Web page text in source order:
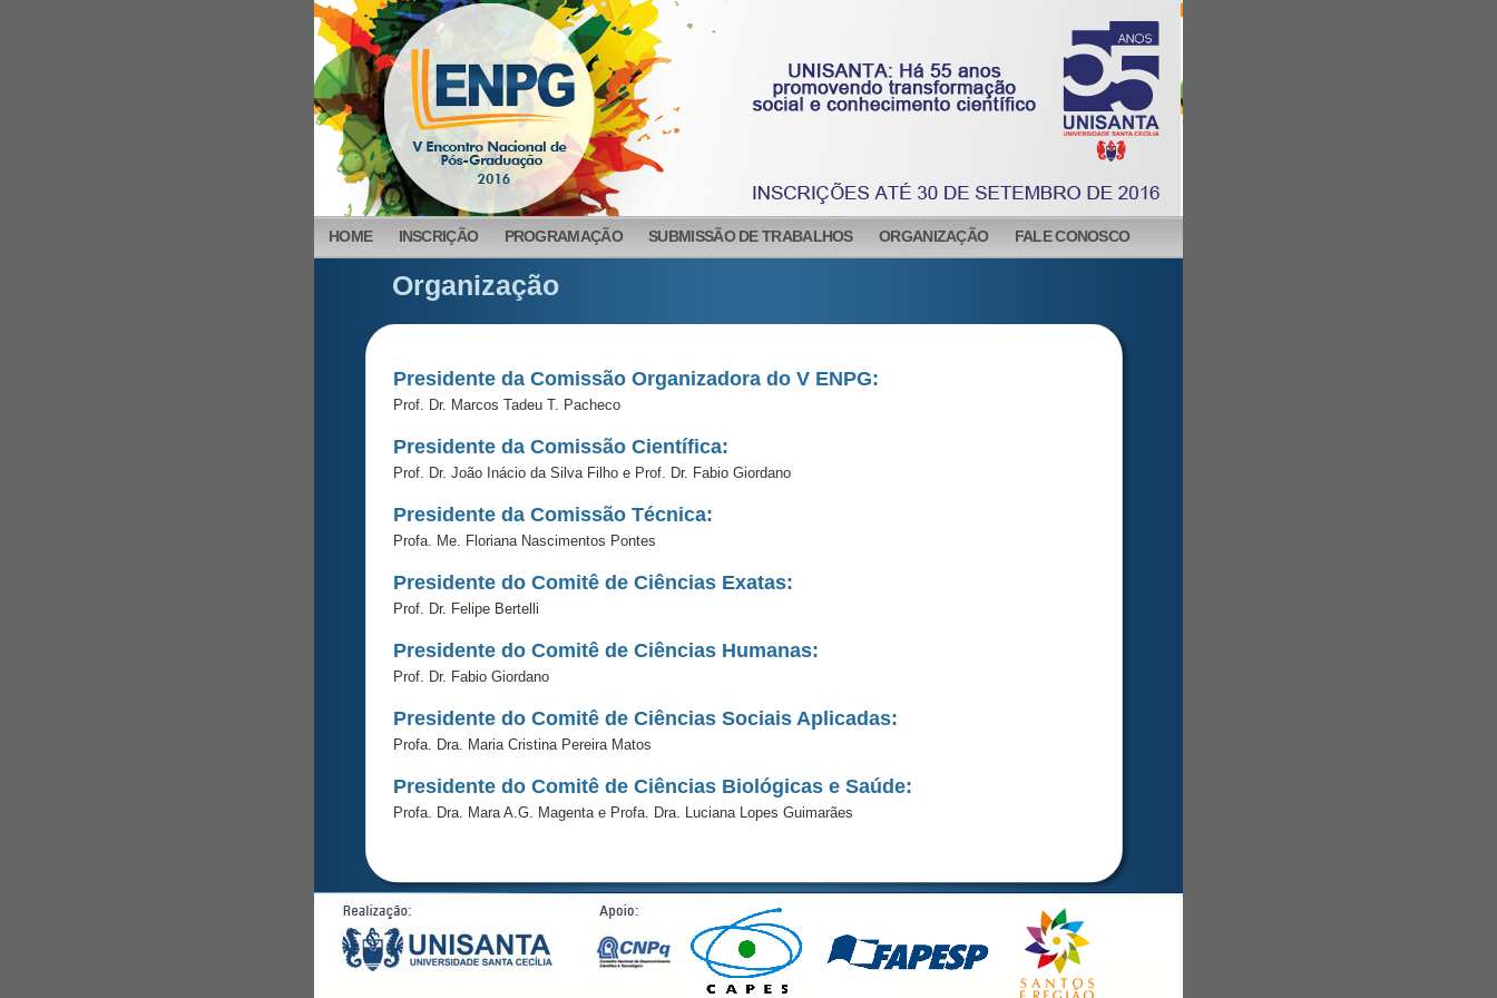
HOME INSCRIÇÃO PROGRAMAÇÃO SUBMISSÃO DE TRABALHOS ORGANIZAÇÃO FALE CONOSCO
Organização
Presidente da Comissão Organizadora do V ENPG:
Prof. Dr. Marcos Tadeu T. Pacheco
Presidente da Comissão Científica:
Prof. Dr. João Inácio da Silva Filho e Prof. Dr. Fabio Giordano
Presidente da Comissão Técnica:
Profa. Me. Floriana Nascimentos Pontes
Presidente do Comitê de Ciências Exatas:
Prof. Dr. Felipe Bertelli
Presidente do Comitê de Ciências Humanas:
Prof. Dr. Fabio Giordano
Presidente do Comitê de Ciências Sociais Aplicadas:
Profa. Dra. Maria Cristina Pereira Matos
Presidente do Comitê de Ciências Biológicas e Saúde:
Profa. Dra. Mara A.G. Magenta e Profa. Dra. Luciana Lopes Guimarães